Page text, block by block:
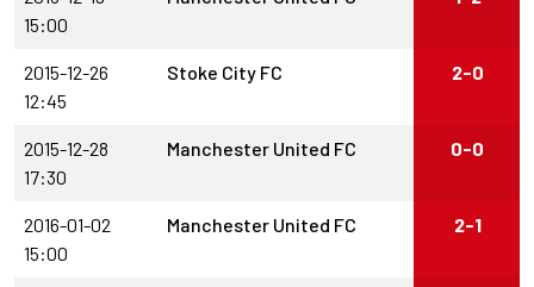
15:00
2015-12-26
12:45
Stoke City FC 2-0
2015-12-28
17:30
Manchester United FC 0-0
2016-01-02
15:00
Manchester United FC 2-1